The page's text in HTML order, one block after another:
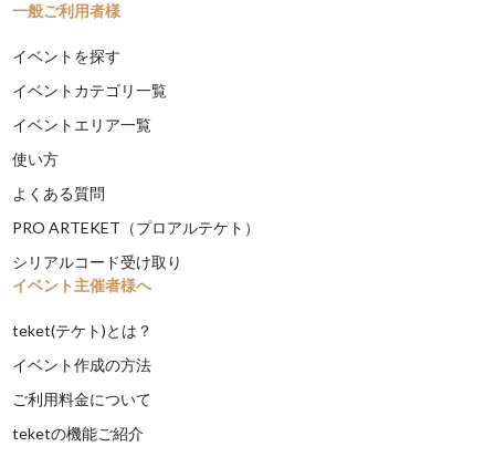
一般ご利用者様
イベントを探す
イベントカテゴリ一覧
イベントエリア一覧
使い方
よくある質問
PRO ARTEKET（プロアルテケト）
シリアルコード受け取り
イベント主催者様へ
teket(テケト)とは？
イベント作成の方法
ご利用料金について
teketの機能ご紹介